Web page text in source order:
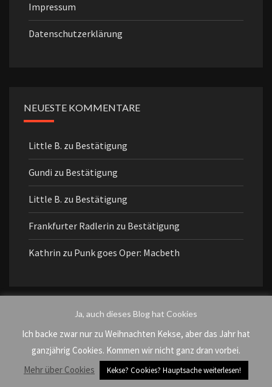
Impressum
Datenschutzerklärung
NEUESTE KOMMENTARE
Little B. zu Bestätigung
Gundi zu Bestätigung
Little B. zu Bestätigung
Frankfurter Radlerin zu Bestätigung
Kathrin zu Punk goes Oper: Macbeth
DEZEMBER 2014
M
D F S
S
4 5 6 7
Ja, auch dieses Blog hat Cookies
Ich backe zwar nur zu Weihnachten Kekse, aber das Jahr hat
ganzjährig Cookies. Kommen wir nicht ganz dran vorbei.
Mehr über Cookies
Kekse? Cookies? Hauptsache weiterlesen!